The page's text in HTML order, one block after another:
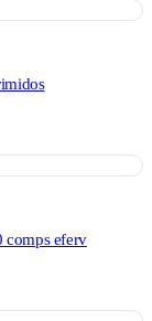
comps eferv